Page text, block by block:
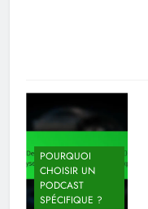
POURQUOI
CHOISIR UN
PODCAST
SPÉCIFIQUE ?